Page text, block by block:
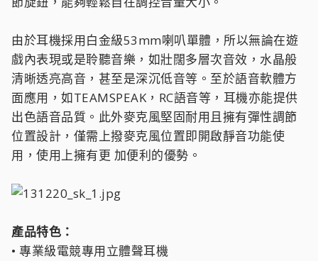
由於耳機採用白金級53mm喇叭單體，所以無論在遊
戲內表現或是聆聽音樂，如壯闊多層次音效，水晶般
清晰透亮高音，甚至是深沉低音等。至於語音軟體方
面應用，如TEAMSPEAK，RC語音等，耳機亦能提供
出色語音品質。此外麥克風堅固耐用且擁有彈性調節
位置設計，僅需上撥麥克風位置即開啟靜音功能使
用，使用上擁有更 加便利的優勢。
產品特色：
• 專業級電競專用立體聲耳機